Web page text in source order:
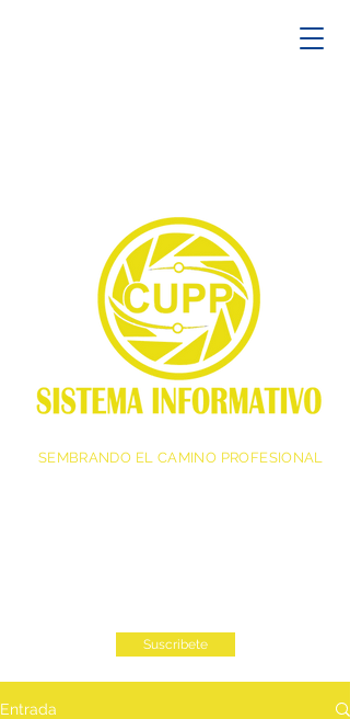
SEMBRANDO EL CAMINO PROFESIONAL
Suscribete
Entrada